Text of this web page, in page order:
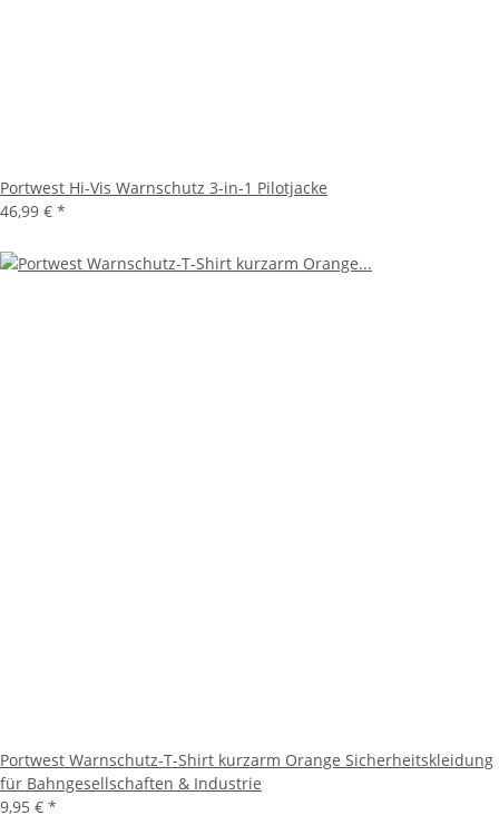
Portwest Hi-Vis Warnschutz 3-in-1 Pilotjacke
46,99 € *
Portwest Warnschutz-T-Shirt kurzarm Orange Sicherheitskleidung
für Bahngesellschaften & Industrie
9,95 € *